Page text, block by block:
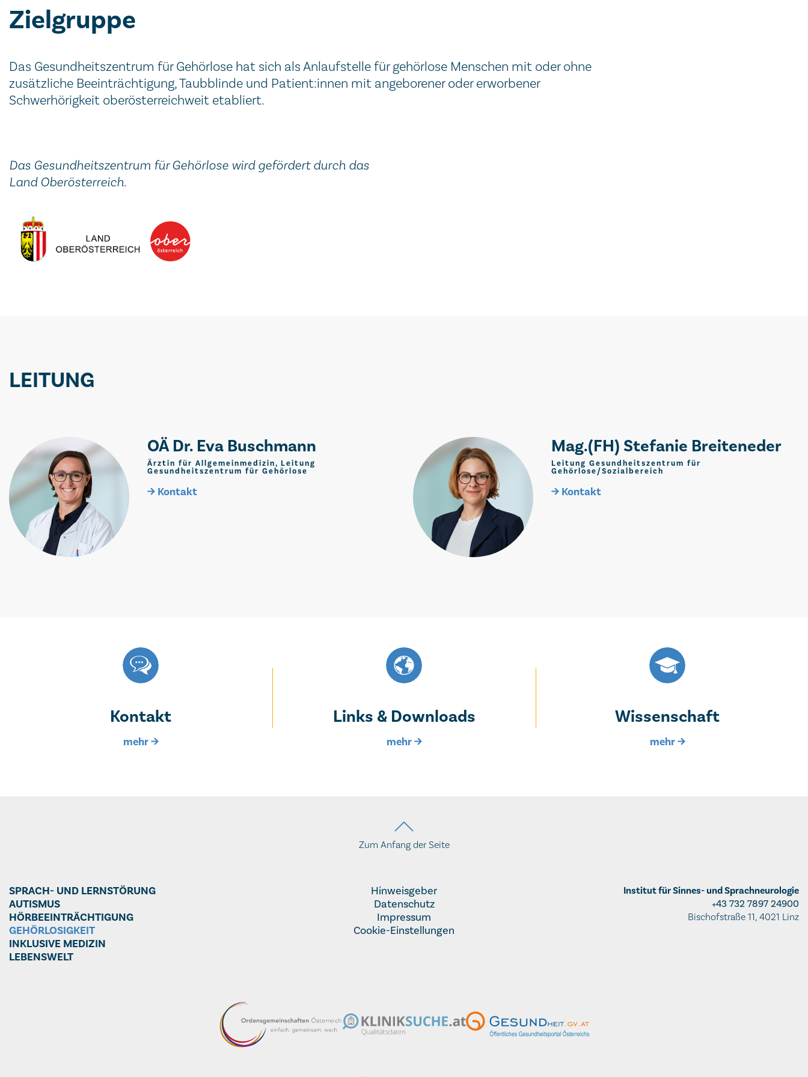
Zielgruppe
Das Gesundheitszentrum für Gehörlose hat sich als Anlaufstelle für gehörlose Menschen mit oder ohne
zusätzliche Beeinträchtigung, Taubblinde und Patient:innen mit angeborener oder erworbener
Schwerhörigkeit oberösterreichweit etabliert.
Das Gesundheitszentrum für Gehörlose wird gefördert durch das
Land Oberösterreich.
LEITUNG
OÄ Dr. Eva Buschmann
Ärztin für Allgemeinmedizin, Leitung
Gesundheitszentrum für Gehörlose
Kontakt
Mag.(FH) Stefanie Breiteneder
Leitung Gesundheitszentrum für
Gehörlose/Sozialbereich
Kontakt
Kontakt Links & Downloads Wissenschaft
Zum Anfang der Seite
SPRACH- UND LERNSTÖRUNG
AUTISMUS
HÖRBEEINTRÄCHTIGUNG
GEHÖRLOSIGKEIT
INKLUSIVE MEDIZIN
LEBENSWELT
Institut für Sinnes- und Sprachneurologie
+43 732 7897 24900
Bischofstraße 11, 4021 Linz
Hinweisgeber
Datenschutz
Impressum
Cookie-Einstellungen